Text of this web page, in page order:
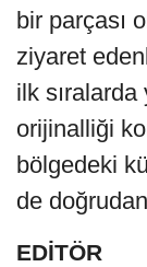
bir parçası
ziyaret
ilk
orijinalliği
bölgedeki
de
EDİTÖR